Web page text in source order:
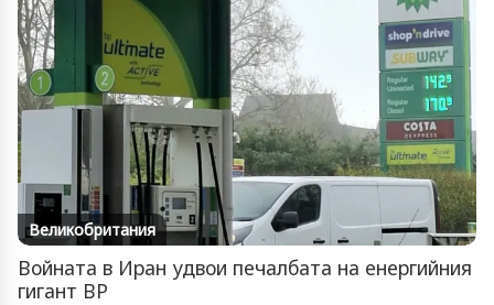
Великобритания
Войната в Иран удвои печалбата на енергийния
гигант BP